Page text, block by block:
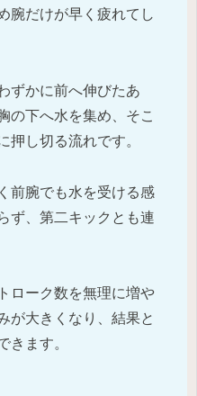
腕だけが早く疲れてし
ずかに前へ伸びたあ
の下へ水を集め、そこ
押し切る流れです。
前腕でも水を受ける感
ず、第二キックとも連
ローク数を無理に増や
が大きくなり、結果と
きます。